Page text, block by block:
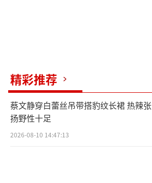
精彩推荐
蔡文静穿白蕾丝吊带搭豹纹长裙 热辣张
扬野性十足
2026-08-10 14:47:13